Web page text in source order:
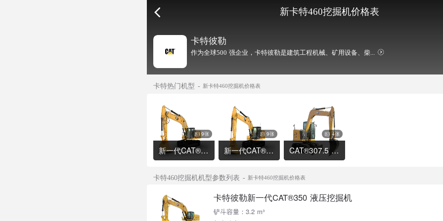
新卡特460挖掘机价格表
卡特彼勒
作为全球500 强企业，卡特彼勒是建筑工程机械、矿用设备、柴...
卡特热门机型 新卡特460挖掘机价格表
9张
新一代CAT®336 液压挖掘机
9张
新一代CAT®320 液压挖掘机
4张
CAT®307.5 液压挖掘机
卡特460挖掘机机型参数列表 新卡特460挖掘机价格表
卡特彼勒新一代CAT®350 液压挖掘机
铲斗容量：3.2 m³